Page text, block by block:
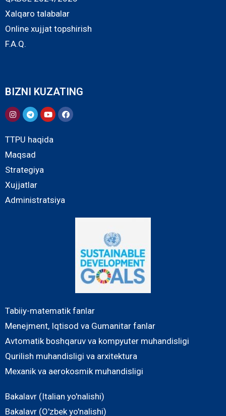
Xalqaro talabalar
Online xujjat topshirish
F.A.Q.
BIZNI KUZATING
TTPU haqida
Maqsad
Strategiya
Xujjatlar
Administratsiya
Tabiiy-matematik fanlar
Menejment, Iqtisod va Gumanitar fanlar
Avtomatik boshqaruv va kompyuter muhandisligi
Qurilish muhandisligi va arxitektura
Mexanik va aerokosmik muhandisligi
Bakalavr (Italian yo'nalishi)
Bakalavr (O'zbek yo'nalishi)